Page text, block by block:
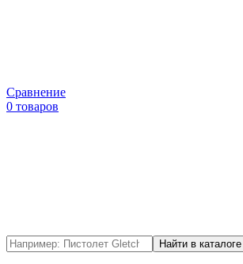
Сравнение
0 товаров